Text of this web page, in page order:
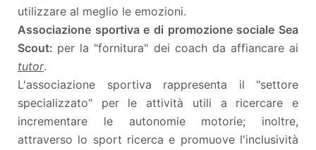
utilizzare al meglio le emozioni.
Associazione sportiva e di promozione sociale Sea
Scout: per la "fornitura" dei coach da affiancare ai
tutor.
L'associazione sportiva rappresenta il "settore
specializzato" per le attività utili a ricercare e
incrementare le autonomie motorie; inoltre,
attraverso lo sport ricerca e promuove l'inclusività